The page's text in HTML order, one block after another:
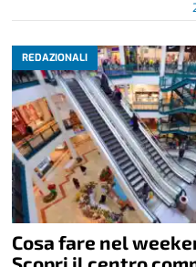
REDAZIONALI
Cosa fare nel